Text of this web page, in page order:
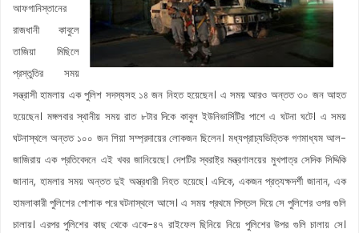
আফগানিস্তানের
রাজধানী কাবুলে
তাজিয়া মিছিলে
প্রস্তুতির সময়
সন্ত্রাসী হামলায় এক পুলিশ সদস্যসহ ১৪ জন নিহত হয়েছেন। এ সময় আরও অন্তত ৩০ জন আহত
হয়েছেন। মঙ্গলবার স্থানীয় সময় রাত ৮টার দিকে কাবুল ইউনিভার্সিটির পাশে এ ঘটনা ঘটে। এ সময়
ঘটনাস্থলে অন্তত ১০০ জন শিয়া সম্প্রদায়ের লোকজন ছিলেন। মধ্যপ্রাচ্যভিত্তিক গণমাধ্যম আল-
জাজিরায় এক প্রতিবেদনে এই খবর জানিয়েছে। দেশটির স্বরাষ্ট্র মন্ত্রণালয়ের মুখপাত্র সেদিক সিদ্দিকি
জানান, হামলার সময় অন্তত দুই অস্ত্রধারী নিহত হয়েছে। এদিকে, একজন প্রত্যক্ষদর্শী জানান, এক
হামলাকারী পুলিশের পোশাক পরে ঘটনাস্থলে আসে। এ সময় প্রথমে পিস্তল দিয়ে সে পুলিশের ওপর গুলি
চালায়। এরপর পুলিশের কাছ থেকে একে-৪৭ রাইফেল ছিনিয়ে নিয়ে পুলিশের উপর গুলি চালায় সে।